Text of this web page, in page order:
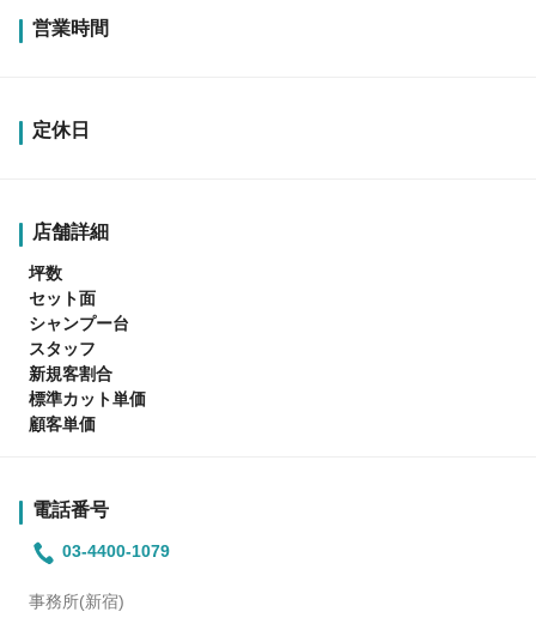
営業時間
定休日
店舗詳細
坪数
セット面
シャンプー台
スタッフ
新規客割合
標準カット単価
顧客単価
電話番号
03-4400-1079
事務所(新宿)